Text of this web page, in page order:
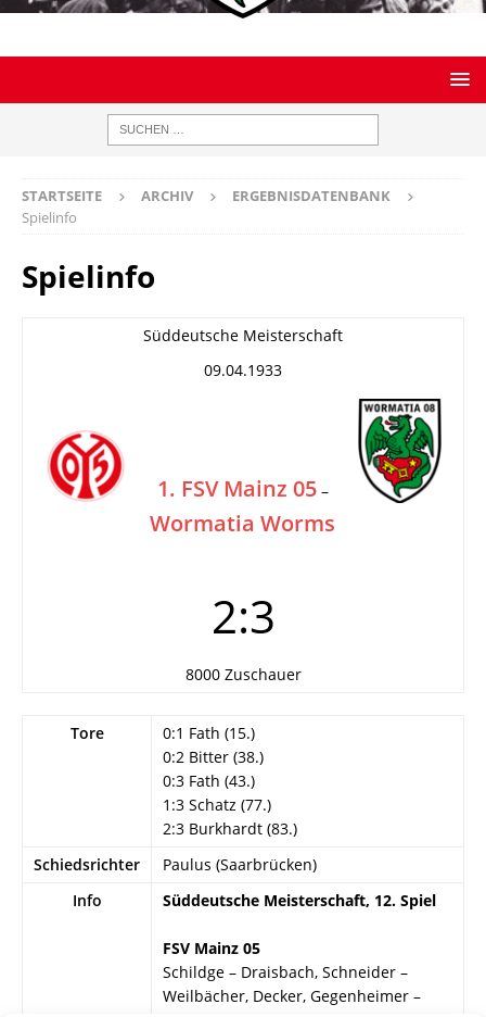
STARTSEITE ARCHIV
ERGEBNISDATENBANK
Spielinfo
Spielinfo
Süddeutsche Meisterschaft
09.04.1933
1. FSV Mainz 05 –
Wormatia Worms
2:3
8000 Zuschauer
Tore
0:1 Fath (15.)
0:2 Bitter (38.)
0:3 Fath (43.)
1:3 Schatz (77.)
2:3 Burkhardt (83.)
Schiedsrichter
Paulus (Saarbrücken)
Info
Süddeutsche Meisterschaft, 12. Spiel
FSV Mainz 05
Schildge – Draisbach, Schneider –
Weilbächer, Decker, Gegenheimer –